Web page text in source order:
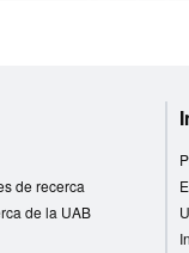
de recerca
de la UAB